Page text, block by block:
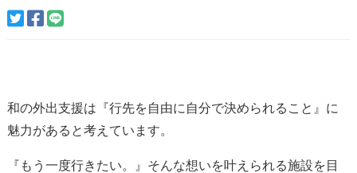
和の外出支援は『行先を自由に自分で決められること』に
魅力があると考えています。
『もう一度行きたい。』そんな想いを叶えられる施設を目